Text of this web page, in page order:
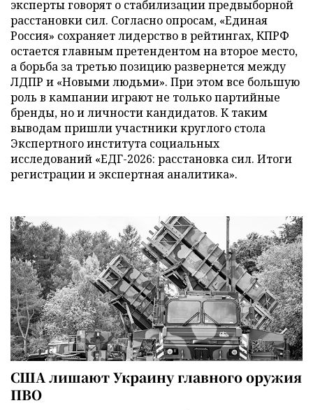
эксперты говорят о стабилизации предвыборной
расстановки сил. Согласно опросам, «Единая
Россия» сохраняет лидерство в рейтингах, КПРФ
остается главным претендентом на второе место,
а борьба за третью позицию развернется между
ЛДПР и «Новыми людьми». При этом все большую
роль в кампании играют не только партийные
бренды, но и личности кандидатов. К таким
выводам пришли участники круглого стола
Экспертного института социальных
исследований «ЕДГ-2026: расстановка сил. Итоги
регистрации и экспертная аналитика».
США лишают Украину главного оружия
ПВО